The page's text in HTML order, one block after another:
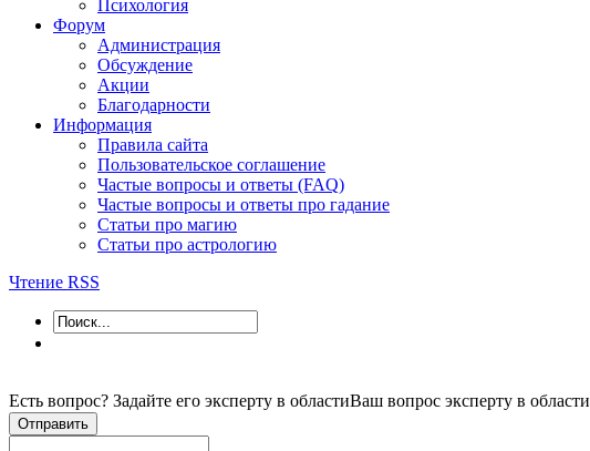
Психология
Форум
Администрация
Обсуждение
Акции
Благодарности
Информация
Правила сайта
Пользовательское соглашение
Частые вопросы и ответы (FAQ)
Частые вопросы и ответы про гадание
Статьи про магию
Статьи про астрологию
Чтение RSS
Есть вопрос? Задайте его эксперту в областиВаш вопрос эксперту в области
Отправить